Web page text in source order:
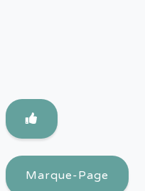
Marque-Page